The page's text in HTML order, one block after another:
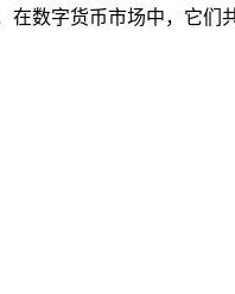
数字货币市场中，它